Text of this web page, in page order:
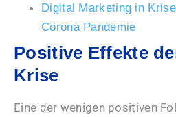
Digital Marketing in
Corona Pandemie
Positive Effekte
Krise
Eine der wenigen positiven